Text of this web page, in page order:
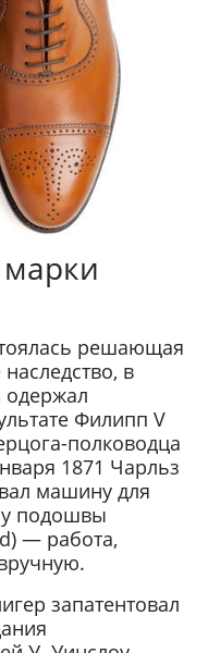
решающая
в
одержал
Филипп V
полководца
1871 Чарльз
машину для
подошвы
— работа,
запатентовал